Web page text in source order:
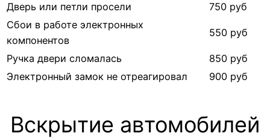
Дверь или петли просели
750 руб
Сбои в работе электронных
компонентов
550 руб
Ручка двери сломалась
850 руб
Электронный замок не отреагировал
900 руб
Вскрытие автомобилей